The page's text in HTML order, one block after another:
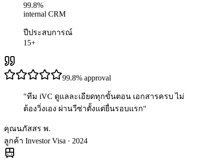
99.8%
internal CRM
ปีประสบการณ์
15+
99.8% approval
"ทีม iVC ดูแลละเอียดทุกขั้นตอน เอกสารครบ ไม่
ต้องวิ่งเอง ผ่านวีซ่าตั้งแต่ยื่นรอบแรก"
คุณนภัสสร พ.
ลูกค้า Investor Visa · 2024